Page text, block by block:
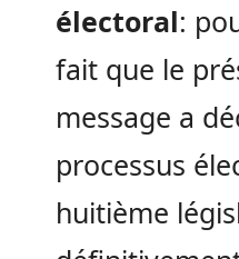
électoral:
fait que le
message a
processus
huitième